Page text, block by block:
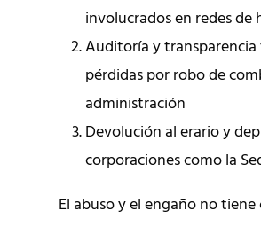
involucrados en redes de
Auditoría y
pérdidas por robo de
administración
Devolución al erario y
corporaciones como la
El abuso y el engaño no